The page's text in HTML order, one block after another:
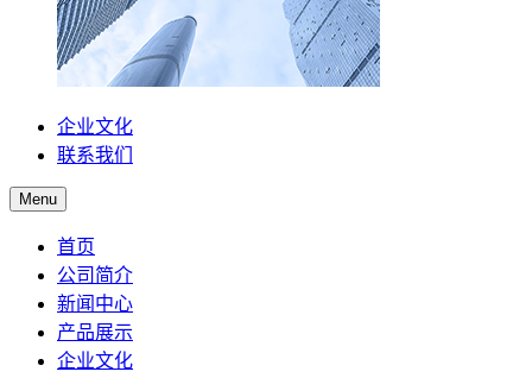
企业文化
联系我们
Menu
首页
公司简介
新闻中心
产品展示
企业文化